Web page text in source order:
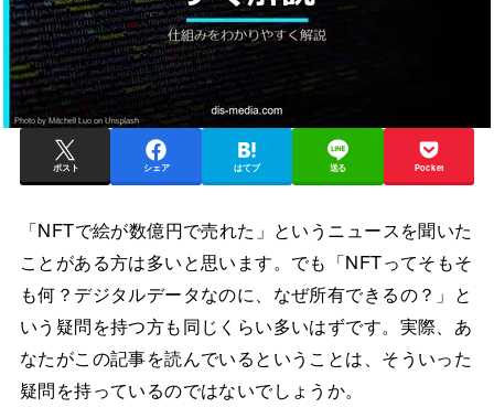
ポスト シェア はてブ 送る Pocket
「NFTで絵が数億円で売れた」というニュースを聞いた
ことがある方は多いと思います。でも「NFTってそもそ
も何？デジタルデータなのに、なぜ所有できるの？」と
いう疑問を持つ方も同じくらい多いはずです。実際、あ
なたがこの記事を読んでいるということは、そういった
疑問を持っているのではないでしょうか。